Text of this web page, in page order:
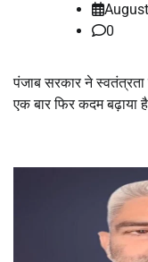
0
पंजाब सरकार ने
एक बार फिर कदम बढ़ाया